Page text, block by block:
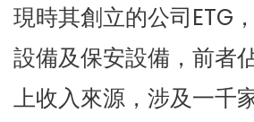
現時其創立的公司ETG
設備及保安設備，前者
上收入來源，涉及一千